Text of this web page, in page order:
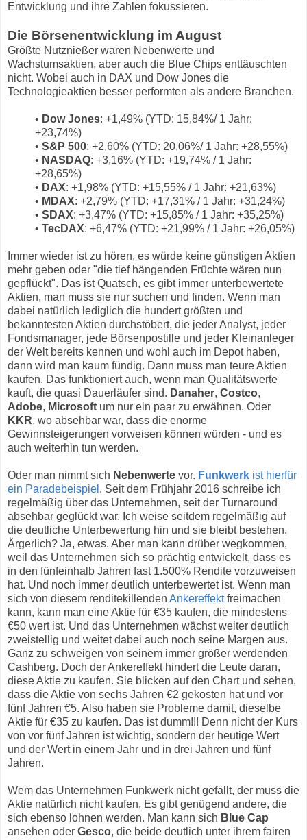
Entwicklung und ihre Zahlen fokussieren.
Die Börsenentwicklung im August
Größte Nutznießer waren Nebenwerte und
Wachstumsaktien, aber auch die Blue Chips enttäuschten
nicht. Wobei auch in DAX und Dow Jones die
Technologieaktien besser performten als andere Branchen.
• Dow Jones: +1,49% (YTD: 15,84%/ 1 Jahr:
+23,74%)
• S&P 500: +2,60% (YTD: 20,06%/ 1 Jahr: +28,55%)
• NASDAQ: +3,16% (YTD: +19,74% / 1 Jahr:
+28,65%)
• DAX: +1,98% (YTD: +15,55% / 1 Jahr: +21,63%)
• MDAX: +2,79% (YTD: +17,31% / 1 Jahr: +31,24%)
• SDAX: +3,47% (YTD: +15,85% / 1 Jahr: +35,25%)
• TecDAX: +6,47% (YTD: +21,99% / 1 Jahr: +26,05%)
Immer wieder ist zu hören, es würde keine günstigen Aktien
mehr geben oder "die tief hängenden Früchte wären nun
gepflückt". Das ist Quatsch, es gibt immer unterbewertete
Aktien, man muss sie nur suchen und finden. Wenn man
dabei natürlich lediglich die hundert größten und
bekanntesten Aktien durchstöbert, die jeder Analyst, jeder
Fondsmanager, jede Börsenpostille und jeder Kleinanleger
der Welt bereits kennen und wohl auch im Depot haben,
dann wird man kaum fündig. Dann muss man teure Aktien
kaufen. Das funktioniert auch, wenn man Qualitätswerte
kauft, die quasi Dauerläufer sind. Danaher, Costco,
Adobe, Microsoft um nur ein paar zu erwähnen. Oder
KKR, wo absehbar war, dass die enorme
Gewinnsteigerungen vorweisen können würden - und es
auch weiterhin tun werden.
Oder man nimmt sich Nebenwerte vor. Funkwerk ist hierfür
ein Paradebeispiel . Seit dem Frühjahr 2016 schreibe ich
regelmäßig über das Unternehmen, seit der Turnaround
absehbar geglückt war. Ich weise seitdem regelmäßig auf
die deutliche Unterbewertung hin und sie bleibt bestehen.
Ärgerlich? Ja, etwas. Aber man kann drüber wegkommen,
weil das Unternehmen sich so prächtig entwickelt, dass es
in den fünfeinhalb Jahren fast 1.500% Rendite vorzuweisen
hat. Und noch immer deutlich unterbewertet ist. Wenn man
sich von diesem renditekillenden Ankereffektfreimachen
kann, kann man eine Aktie für €35 kaufen, die mindestens
€50 wert ist. Und das Unternehmen wächst weiter deutlich
zweistellig und weitet dabei auch noch seine Margen aus.
Ganz zu schweigen von seinem immer größer werdenden
Cashberg. Doch der Ankereffekt hindert die Leute daran,
diese Aktie zu kaufen. Sie blicken auf den Chart und sehen,
dass die Aktie von sechs Jahren €2 gekosten hat und vor
fünf Jahren €5. Also haben sie Probleme damit, dieselbe
Aktie für €35 zu kaufen. Das ist dumm!!! Denn nicht der Kurs
von vor fünf Jahren ist wichtig, sondern der heutige Wert
und der Wert in einem Jahr und in drei Jahren und fünf
Jahren.
Wem das Unternehmen Funkwerk nicht gefällt, der muss die
Aktie natürlich nicht kaufen, Es gibt genügend andere, die
sich ebenso lohnen werden. Man kann sich Blue Cap
ansehen oder Gesco, die beide deutlich unter ihrem fairen